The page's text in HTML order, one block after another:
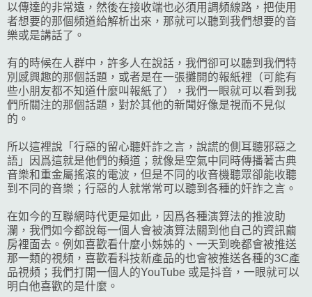
以傳達的非常遠，然後在接收端也必須用調頻線路，把使用
者想要的那個頻道給解析出來，那就可以聽到我們想要的音
樂或是講話了。
有的時候在人群中，許多人在說話，我們卻可以聽到我們特
別感興趣的那個話題，或者是在一張攤開的報紙裡（可能有
些小朋友都不知道什麼叫報紙了），我們一眼就可以看到我
們所關注的那個話題，對於其他的新聞好像是視而不見似
的。
所以這裡說「行惡的留心聽奸詐之言，說謊的側耳聽邪惡之
語」因爲這就是他們的頻道；就像是空氣中同時傳播著古典
音樂和重金屬搖滾的電波，但是不同的收音機聽眾卻能收聽
到不同的音樂；行惡的人就常常可以聽到各種的奸詐之言。
在如今的互聯網時代更是如此，因爲各種演算法的推波助
瀾，我們如今都說每一個人會被演算法關到他自己的資訊繭
房裡面去。例如喜歡看什麼小姊姊的、一天到晚都會被推送
那一類的視頻，喜歡看科技新產品的也會被推送各種的3C產
品視頻；我們打開一個人的YouTube 或是抖音，一眼就可以
明白他喜歡的是什麼。